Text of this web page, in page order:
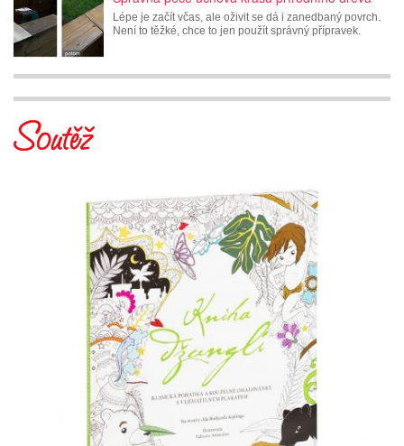
Lépe je začít včas, ale oživit se dá i zanedbaný povrch.
Není to těžké, chce to jen použít správný přípravek.